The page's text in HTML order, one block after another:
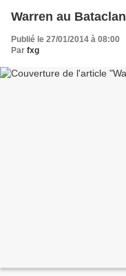
Warren au Bataclan
Publié le 27/01/2014 à 08:00
Par fxg